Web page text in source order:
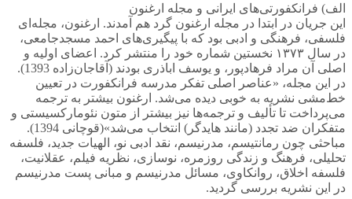
الف) فرانکفورتی‌های ایرانی و مجله ارغنون
این جریان در ابتدا در مجله ارغنون گرد هم آمدند. ارغنون، مجله‌ای
فلسفی، فرهنگی و ادبی بود که با پیگیری‌های احمد مسجدجامعی،
در سال ۱۳۷۳ نخستین شماره خود را منتشر کرد. اعضای اولیه و
اصلی آن مراد فرهادپور، و یوسف اباذری بودند (آقاجان‌زاده 1393).
در این مجله، «عناصر اصلی تفکر مدرسه فرانکفورت در تعیین
خط‌مشی نشریه به خوبی دیده می‌شد. ارغنون بیشتر به ترجمه
می‌پرداخت تا تألیف و ترجمه‌ها نیز بیشتر از متون نئومارکسیستی و
متفکران ضد تجدد (مانند هایدگر) انتخاب می‌شد»(قوچانی 1394).
مباحثی چون رمانتیسم، مدرنیسم، نقد ادبی نو، الهیات جدید، فلسفه
تحلیلی، فرهنگ و زندگی روزمره، نوسازی، نظریه فیلم، عقلانیت،
فلسفه اخلاق، روانکاوی، مسائل مدرنیسم و مبانی پست مدرنیسم
در این نشریه بررسی گردید.